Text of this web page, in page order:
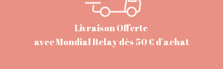
Livraison Offerte
avec Mondial Relay dès 50 € d’achat